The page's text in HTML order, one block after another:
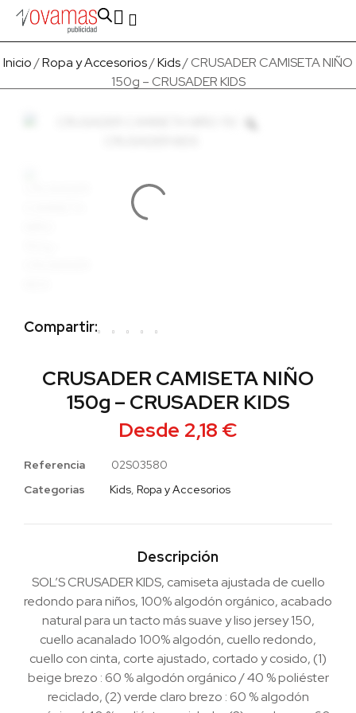
Inicio/Ropa y Accesorios/Kids/ CRUSADER CAMISETA NIÑO
150g – CRUSADER KIDS
CRUSADER CAMISETA NIÑO
150g – CRUSADER KIDS
Desde 2,18 €
Referencia
02S03580
Categorias
Kids, Ropa y Accesorios
Descripción
SOL’S CRUSADER KIDS, camiseta ajustada de cuello
redondo para niños, 100% algodón orgánico, acabado
natural para un tacto más suave y liso jersey 150,
cuello acanalado 100% algodón, cuello redondo,
cuello con cinta, corte ajustado, cortado y cosido, (1)
beige brezo : 60 % algodón orgánico / 40 % poliéster
reciclado, (2) verde claro brezo : 60 % algodón
Compartir: